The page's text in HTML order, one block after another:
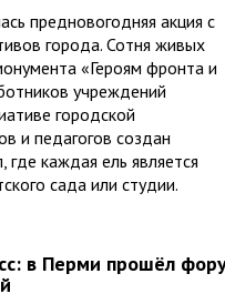
предновогодняя акция с
города. Сотня живых
«Героям фронта и
учреждений
городской
и педагогов создан
где каждая ель является
сада или студии.
в Перми прошёл